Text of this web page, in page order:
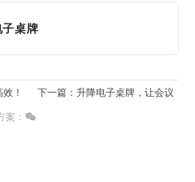
桌牌
！ 下一篇：升降电子桌牌，让会议
：